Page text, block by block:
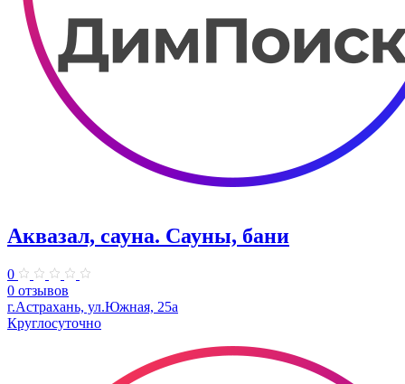
Аквазал, сауна. Сауны, бани
0
0 отзывов
г.Астрахань, ул.Южная, 25а
Круглосуточно